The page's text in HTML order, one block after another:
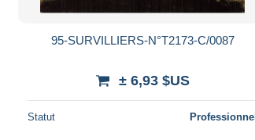
95-SURVILLIERS-N°T2173-C/0087
± 6,93 $US
Statut Professionnel